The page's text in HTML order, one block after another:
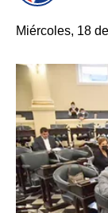
Miércoles, 18